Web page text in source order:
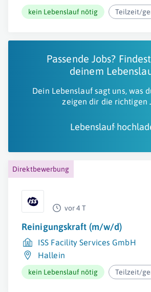
kein Lebenslauf nötig Teilzeit/
Passende Jobs?
deinem
Dein Lebenslauf sagt uns, was
zeigen dir die richtigen
Lebenslauf
Direktbewerbung
vor 4 T
Reinigungskraft (m/w/d)
ISS Facility Services GmbH
Hallein
kein Lebenslauf nötig Teilzeit/